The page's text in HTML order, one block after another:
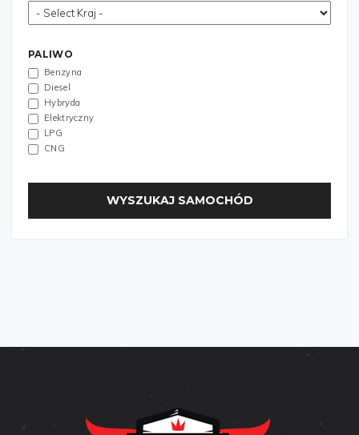
PALIWO
Benzyna
Diesel
Hybryda
Elektryczny
LPG
CNG
WYSZUKAJ SAMOCHÓD